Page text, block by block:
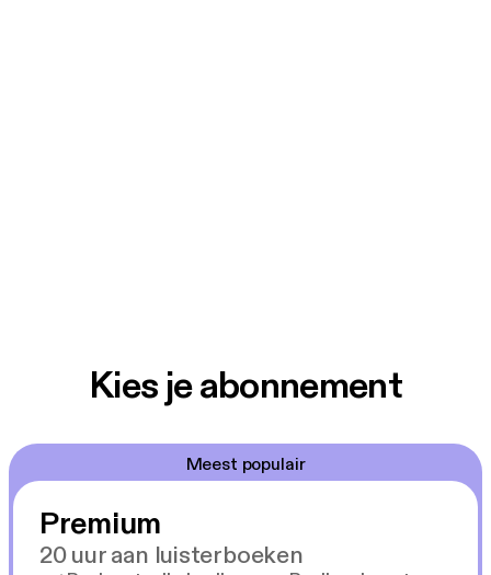
Kies je abonnement
Meest populair
Premium
20 uur aan luisterboeken